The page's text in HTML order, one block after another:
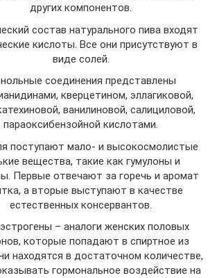
других компонентов.
состав натурального пива входят
кислоты. Все они присутствуют в
виде солей.
соединения представлены
кверцетином, эллагиковой,
ванилиновой, салициловой,
параоксибензойной кислотами.
поступают мало- и высокосмолистые
вещества, такие как гумулоны и
Первые отвечают за горечь и аромат
а вторые выступают в качестве
естественных консервантов.
– аналоги женских половых
которые попадают в спиртное из
находятся в достаточном количестве,
гормональное воздействие на